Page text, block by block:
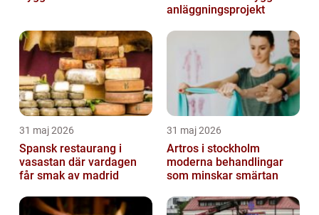
anläggningsprojekt
31 maj 2026
Spansk restaurang i
vasastan där vardagen
får smak av madrid
31 maj 2026
Artros i stockholm
moderna behandlingar
som minskar smärtan